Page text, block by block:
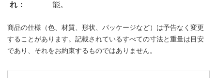
れ：
能。
商品の仕様（色、材質、形状、パッケージなど）は予告なく変更
することがあります。記載されているすべての寸法と重量は目安
であり、それをお約束するものではありません。